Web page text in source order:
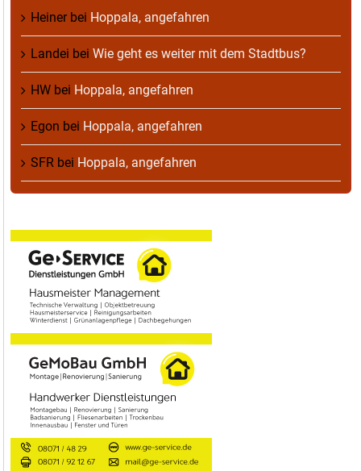
Heinerbei Hoppala, angefahren
Landei bei Wie geht es weiter mit dem Stadtbus?
HW bei Hoppala, angefahren
Egon bei Hoppala, angefahren
SFR bei Hoppala, angefahren